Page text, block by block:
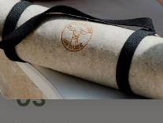
03